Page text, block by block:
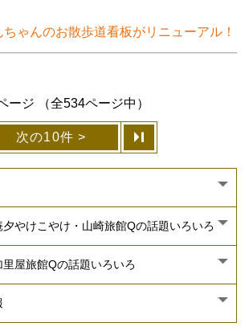
ちゃんのお散歩道看板がリニューアル！
ージ （全534ページ中）
次の10件